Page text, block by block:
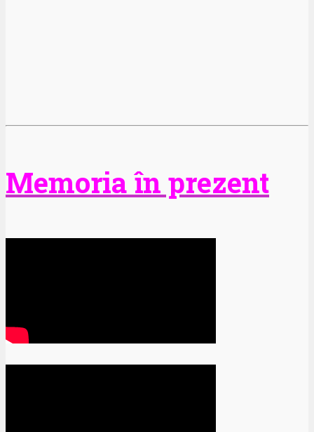
Memoria în prezent